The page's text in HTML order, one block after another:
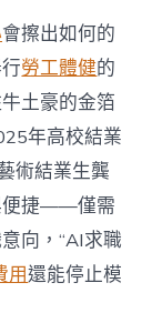
”
”〉
會擦出如何的
勞工體健的
土豪的金箔
年高校結業
術結業生龔
便捷——僅需
向，“AI求職
用還能停止模